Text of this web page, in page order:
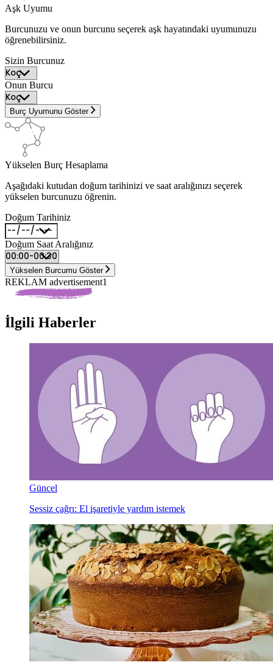
Aşk Uyumu
Burcunuzu ve onun burcunu seçerek aşk hayatındaki uyumunuzu
öğrenebilirsiniz.
Sizin Burcunuz
Onun Burcu
Burç Uyumunu Göster
Yükselen Burç Hesaplama
Aşağıdaki kutudan doğum tarihinizi ve saat aralığınızı seçerek
yükselen burcunuzu öğrenin.
Doğum Tarihiniz
Doğum Saat Aralığınız
Yükselen Burcumu Göster
REKLAM advertisement1
İlgili Haberler
Güncel
Sessiz çağrı: El işaretiyle yardım istemek